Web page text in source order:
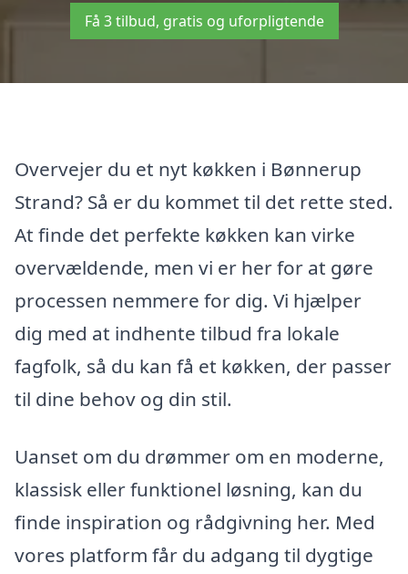
Få 3 tilbud, gratis og uforpligtende
Overvejer du et nyt køkken i Bønnerup
Strand? Så er du kommet til det rette sted.
At finde det perfekte køkken kan virke
overvældende, men vi er her for at gøre
processen nemmere for dig. Vi hjælper
dig med at indhente tilbud fra lokale
fagfolk, så du kan få et køkken, der passer
til dine behov og din stil.
Uanset om du drømmer om en moderne,
klassisk eller funktionel løsning, kan du
finde inspiration og rådgivning her. Med
vores platform får du adgang til dygtige